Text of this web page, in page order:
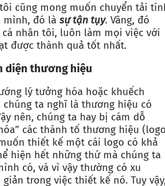
tôi cũng mong muốn chuyển tải
mình, đó là sự tận tụy. Vâng, đó
nhân tôi, luôn làm mọi việc với
được thành quả tốt nhất.
diện thương hiệu
lý tưởng hóa hoặc khuếch
ta nghĩ là thương hiệu có
nên, chúng ta hay bị cám dỗ
các thành tố thương hiệu
thiết kế một cái logo có khả
hiện hết những thứ mà chúng ta
có, và vì vậy thường có xu
trong việc thiết kế nó. Tuy